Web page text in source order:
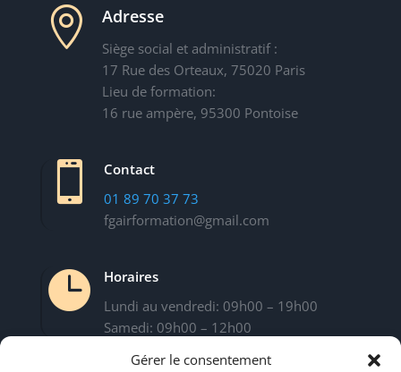
Gérer le consentement
 Adresse
Siège social et administratif :
17 Rue des Orteaux, 75020 Paris
Lieu de formation:
16 rue ampère, 95300 Pontoise

Contact
01 89 70 37 73
fgairformation@gmail.com

Horaires
Lundi au vendredi: 09h00 – 19h00
Samedi: 09h00 – 12h00